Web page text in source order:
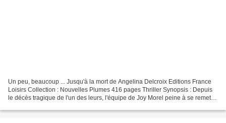
Un peu, beaucoup ... Jusqu'à la mort de Angelina Delcroix Editions France
Loisirs Collection : Nouvelles Plumes 416 pages Thriller Synopsis : Depuis
le décès tragique de l'un des leurs, l'équipe de Joy Morel peine à se remettre